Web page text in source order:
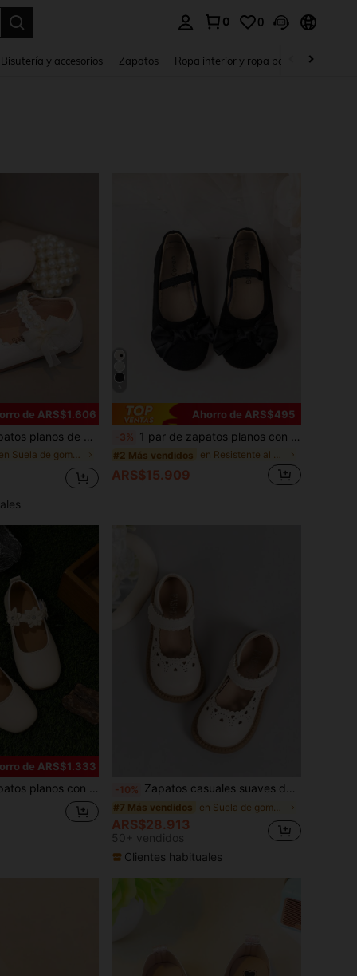
0 0
Bisutería y accesorios Zapatos Ropa interior y ropa para dormir
de ARS$1.606
para niñas, adecuados para vestidos, vaqueros, uso en casa, actuaciones, primavera, verano y otoño
en Suela de goma antideslizante Pisos para niños
Ahorro de ARS$495
-3% 1 par de zapatos planos con lazo decorativo, de terciopelo negro, suaves y cómodos, con puntera redonda y elásticos para niñas, simples y de moda para uso en exteriores, escuela, actuaciones, todo el año
#2 Más vendidos en Resistente al desgaste Pisos para niños
ARS$15.909
de ARS$1.333
antideslizante, cómodos y ligeros, adecuados para niñas de 5 a 14 años, para la escuela, fiestas, baile y uso casual, para todas las estaciones -10% Zapatos casuales suaves de princesa con corazón hueco para niñas, adecuados para actuaciones y diversas fiestas
#7 Más vendidos
ARS$28.913
50+ vendidos
Clientes habituales